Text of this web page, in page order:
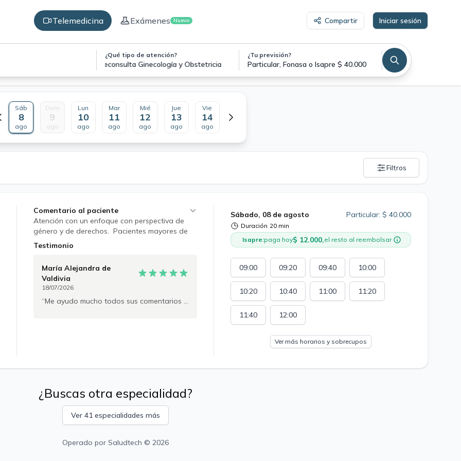
Telemedicina Exámenes Nuevo Compartir Iniciar sesión
¿Qué tipo de atención?
Teleconsulta Ginecología y Obstetricia Teleconsulta Ginecología y Obstetricia
¿Tu previsión?
Particular, Fonasa o Isapre $ 40.000
Sáb
8
ago
Dom
9
ago
Lun
10
ago
Mar
11
ago
Mié
12
ago
Jue
13
ago
Vie
14
ago
Filtros
Sábado, 08 de agosto
Duración 20 min
Particular: $ 40.000
Isapre:paga hoy$ 12.000,el resto al reembolsar
09:00 09:20 09:40 10:00
10:20 10:40 11:00 11:20
11:40 12:00
Ver más horarios y sobrecupos
Comentario al paciente
Atención con un enfoque con perspectiva de
género y de derechos. Pacientes mayores de
14 años. En proceso de reconocimiento de
Testimonio
María Alejandra de
Valdivia
18/07/2026
Me ayudo mucho todos sus comentarios y consejos
¿Buscas otra especialidad?
Ver 41 especialidades más
Operado por Saludtech © 2026